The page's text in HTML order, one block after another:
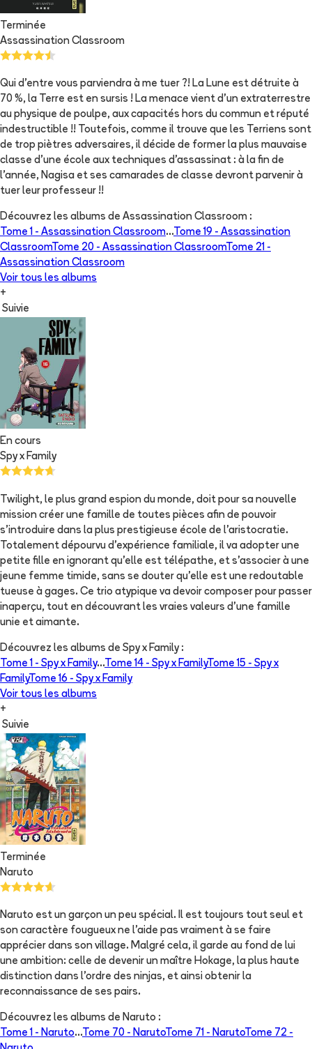
Terminée
Assassination Classroom
Qui d'entre vous parviendra à me tuer ?! La Lune est détruite à
70 %, la Terre est en sursis ! La menace vient d'un extraterrestre
au physique de poulpe, aux capacités hors du commun et réputé
indestructible !! Toutefois, comme il trouve que les Terriens sont
de trop piètres adversaires, il décide de former la plus mauvaise
classe d'une école aux techniques d'assassinat : à la fin de
l'année, Nagisa et ses camarades de classe devront parvenir à
tuer leur professeur !!
Découvrez les albums de Assassination Classroom :
Tome 1 - Assassination Classroom...Tome 19 - Assassination
ClassroomTome 20 - Assassination ClassroomTome 21 -
Assassination Classroom
Voir tous les albums
+
Suivie
En cours
Spy x Family
Twilight, le plus grand espion du monde, doit pour sa nouvelle
mission créer une famille de toutes pièces afin de pouvoir
s'introduire dans la plus prestigieuse école de l'aristocratie.
Totalement dépourvu d'expérience familiale, il va adopter une
petite fille en ignorant qu'elle est télépathe, et s'associer à une
jeune femme timide, sans se douter qu'elle est une redoutable
tueuse à gages. Ce trio atypique va devoir composer pour passer
inaperçu, tout en découvrant les vraies valeurs d'une famille
unie et aimante.
Découvrez les albums de Spy x Family:
Tome 1 - Spy x Family...Tome 14 - Spy x FamilyTome 15 - Spy x
FamilyTome 16 - Spy x Family
Voir tous les albums
+
Suivie
Terminée
Naruto
Naruto est un garçon un peu spécial. Il est toujours tout seul et
son caractère fougueux ne l'aide pas vraiment à se faire
apprécier dans son village. Malgré cela, il garde au fond de lui
une ambition: celle de devenir un maître Hokage, la plus haute
distinction dans l'ordre des ninjas, et ainsi obtenir la
reconnaissance de ses pairs.
Découvrez les albums de Naruto :
Tome 1 - Naruto...Tome 70 - NarutoTome 71 - NarutoTome 72 -